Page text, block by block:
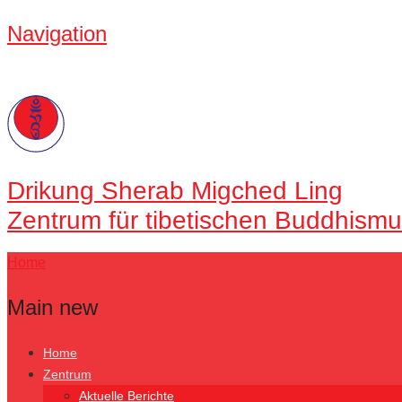
Navigation
Drikung Sherab Migched Ling
Zentrum für tibetischen
Home
Main new
Home
Zentrum
Aktuelle Berichte